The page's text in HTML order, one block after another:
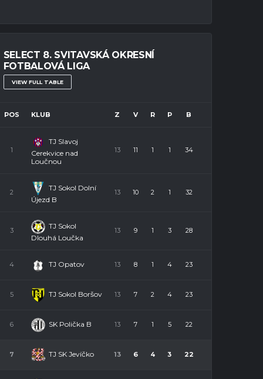
SELECT 8. SVITAVSKÁ OKRESNÍ
FOTBALOVÁ LIGA
VIEW FULL TABLE
POS KLUB Z V R P B
1
TJ Slavoj
Cerekvice nad
Loučnou
13 11 1 1 34
2
TJ Sokol Dolní
Újezd B
13 10 2 1 32
3
TJ Sokol
Dlouhá Loučka
13 9 1 3 28
4 TJ Opatov 13 8 1 4 23
5 TJ Sokol Boršov 13 7 2 4 23
6 SK Polička B 13 7 1 5 22
7 TJ SK Jevíčko 13 6 4 3 22